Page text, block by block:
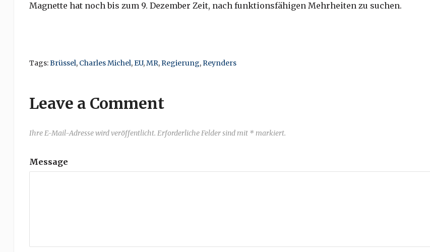
Magnette hat noch bis zum 9. Dezember Zeit, nach funktionsfähigen Mehrheiten zu suchen.
Tags:Brüssel, Charles Michel,EU,MR,Regierung,Reynders
Leave a Comment
Ihre E-Mail-Adresse wird veröffentlicht. Erforderliche Felder sind mit * markiert.
Message